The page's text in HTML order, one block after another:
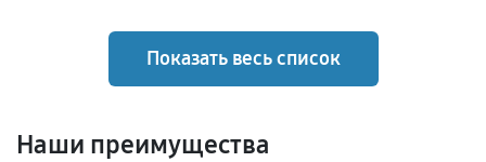
Показать весь список
Наши преимущества